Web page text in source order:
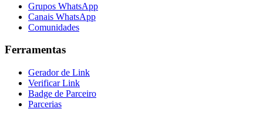
Grupos WhatsApp
Canais WhatsApp
Comunidades
Ferramentas
Gerador de Link
Verificar Link
Badge de Parceiro
Parcerias